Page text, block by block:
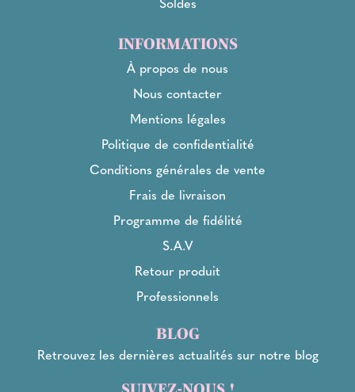
INFORMATIONS
À propos de nous
Nous contacter
Mentions légales
Politique de confidentialité
Conditions générales de vente
Frais de livraison
Programme de fidélité
S.A.V
Retour produit
Professionnels
BLOG
Retrouvez les dernières actualités sur notre blog
SUIVEZ-NOUS !